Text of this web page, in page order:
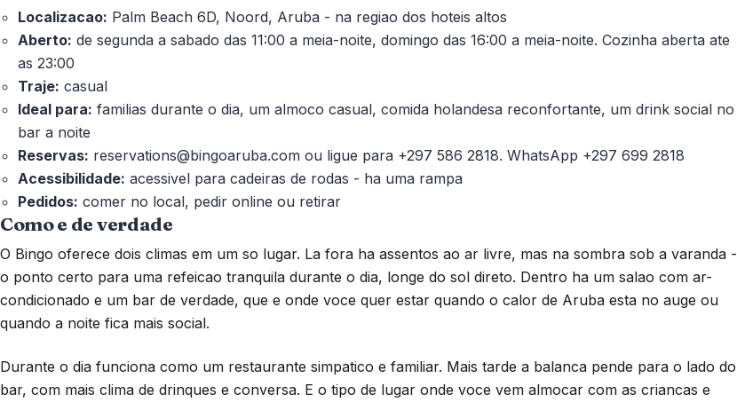
Localizacao: Palm Beach 6D, Noord, Aruba - na regiao dos hoteis altos
Aberto: de segunda a sabado das 11:00 a meia-noite, domingo das 16:00 a meia-noite. Cozinha aberta ate
as 23:00
Traje: casual
Ideal para: familias durante o dia, um almoco casual, comida holandesa reconfortante, um drink social no
bar a noite
Reservas: reservations@bingoaruba.com ou ligue para +297 586 2818. WhatsApp +297 699 2818
Acessibilidade: acessivel para cadeiras de rodas - ha uma rampa
Pedidos: comer no local, pedir online ou retirar
Como e de verdade
O Bingo oferece dois climas em um so lugar. La fora ha assentos ao ar livre, mas na sombra sob a varanda -
o ponto certo para uma refeicao tranquila durante o dia, longe do sol direto. Dentro ha um salao com ar-
condicionado e um bar de verdade, que e onde voce quer estar quando o calor de Aruba esta no auge ou
quando a noite fica mais social.
Durante o dia funciona como um restaurante simpatico e familiar. Mais tarde a balanca pende para o lado do
bar, com mais clima de drinques e conversa. E o tipo de lugar onde voce vem almocar com as criancas e